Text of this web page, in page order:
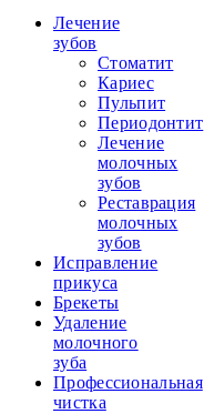
Лечение
зубов
Стоматит
Кариес
Пульпит
Периодонтит
Лечение
молочных
зубов
Реставрация
молочных
зубов
Исправление
прикуса
Брекеты
Удаление
молочного
зуба
Профессиональная
чистка